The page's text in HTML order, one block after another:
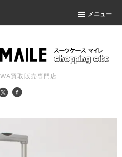
メニュー
買取販売専門店